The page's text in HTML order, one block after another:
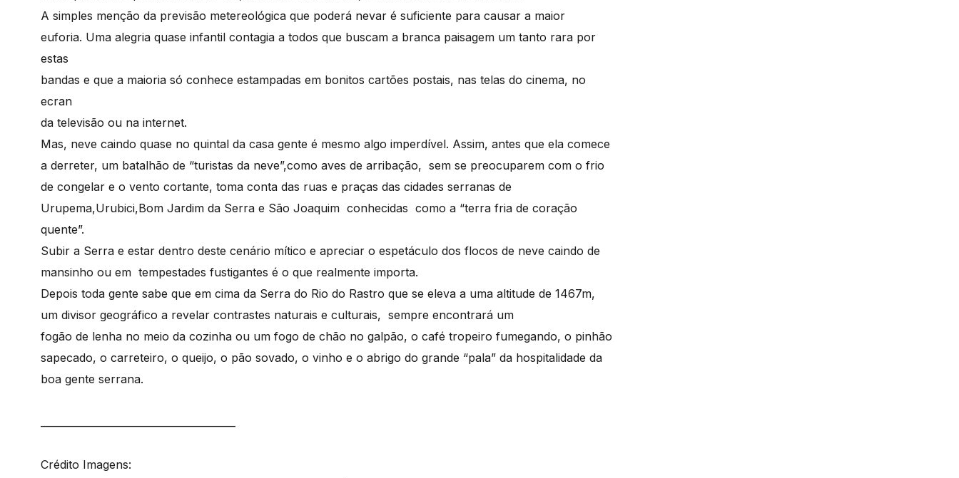
A simples menção da previsão metereológica que poderá nevar é suficiente para causar a maior
euforia. Uma alegria quase infantil contagia a todos que buscam a branca paisagem um tanto rara por
estas
bandas e que a maioria só conhece estampadas em bonitos cartões postais, nas telas do cinema, no
ecran
da televisão ou na internet.
Mas, neve caindo quase no quintal da casa gente é mesmo algo imperdível. Assim, antes que ela comece
a derreter, um batalhão de “turistas da neve”,como aves de arribação, sem se preocuparem com o frio
de congelar e o vento cortante, toma conta das ruas e praças das cidades serranas de
Urupema,Urubici,Bom Jardim da Serra e São Joaquim conhecidas como a “terra fria de coração
quente”.
Subir a Serra e estar dentro deste cenário mítico e apreciar o espetáculo dos flocos de neve caindo de
mansinho ou em tempestades fustigantes é o que realmente importa.
Depois toda gente sabe que em cima da Serra do Rio do Rastro que se eleva a uma altitude de 1467m,
um divisor geográfico a revelar contrastes naturais e culturais, sempre encontrará um
fogão de lenha no meio da cozinha ou um fogo de chão no galpão, o café tropeiro fumegando, o pinhão
sapecado, o carreteiro, o queijo, o pão sovado, o vinho e o abrigo do grande “pala” da hospitalidade da
boa gente serrana.
Crédito Imagens: